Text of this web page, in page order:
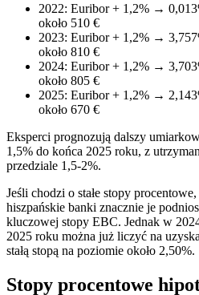
2022: Euribor + 1,2% →
około 510 €
2023: Euribor + 1,2% →
około 810 €
2024: Euribor + 1,2% →
około 805 €
2025: Euribor + 1,2% →
około 670 €
Eksperci prognozują dalszy
1,5% do końca 2025 roku, z
przedziale 1,5-2%.
Jeśli chodzi o stałe stopy
hiszpańskie banki znacznie je
kluczowej stopy EBC. Jednak w
2025 roku można już liczyć na
stałą stopą na poziomie około 2,50%.
Stopy procentowe